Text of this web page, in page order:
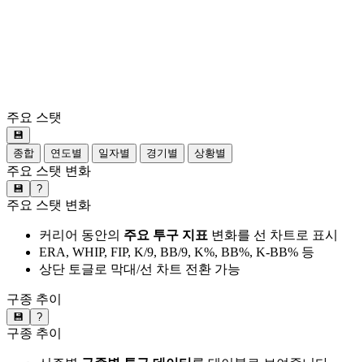
주요 스탯
💾
종합
연도별 일자별 경기별 상황별
주요 스탯 변화
💾 ?
주요 스탯 변화
커리어 동안의 주요 투구 지표 변화를 선 차트로 표시
ERA, WHIP, FIP, K/9, BB/9, K%, BB%, K-BB% 등
상단 토글로 막대/선 차트 전환 가능
구종 추이
💾 ?
구종 추이